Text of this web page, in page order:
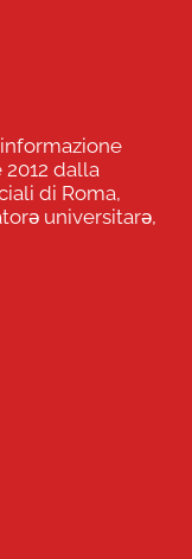
dalla
di Roma,
universitarə,